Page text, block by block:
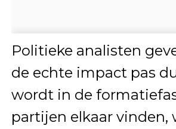
Politieke analisten
de echte impact pas
wordt in de
partijen elkaar vinden,